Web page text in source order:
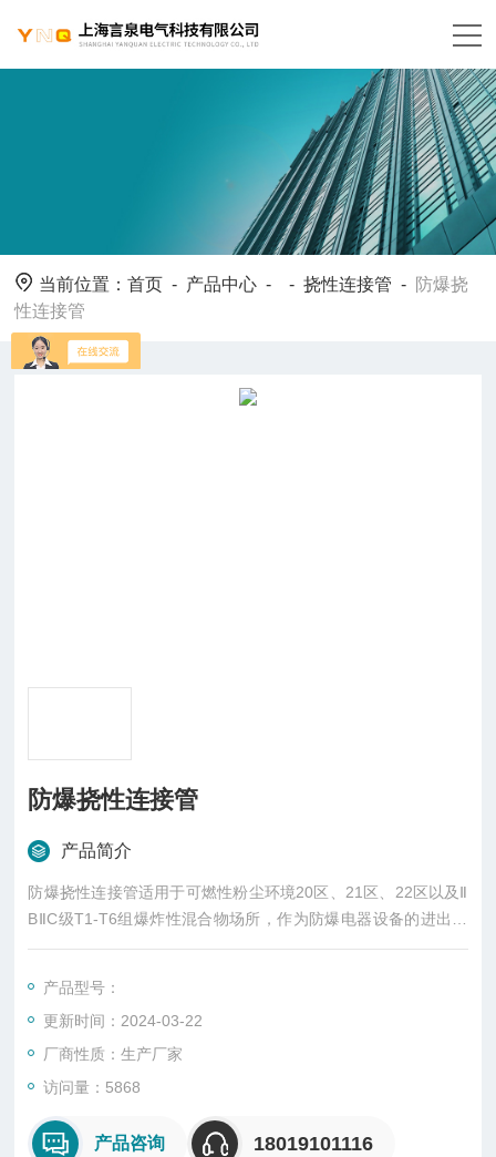
当前位置：首页 - 产品中心 - -挠性连接管 - 防爆挠
性连接管
防爆挠性连接管
产品简介
防爆挠性连接管适用于可燃性粉尘环境20区、21区、22区以及Ⅱ
BⅡC级T1-T6组爆炸性混合物场所，作为防爆电器设备的进出线
连接或钢管布线弯曲难度较大的场所连接之用。挠性管结构软管
胶和增强尼布软管护套以及夹层钢丝编织网管三种形式组成。本
产品具有耐燃、耐油、耐腐蚀、耐水、耐磨、耐老化、挠性良
好、结构牢固、工作可靠等优点，一
产品型号：
更新时间：2024-03-22
厂商性质：生产厂家
访问量：5868
产品咨询 18019101116